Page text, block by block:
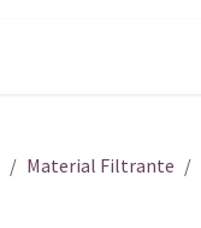
Material Filtrante